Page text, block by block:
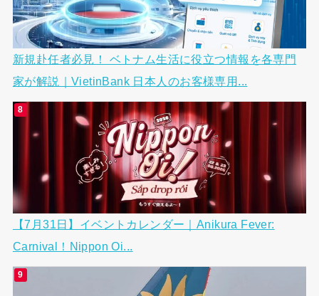
新規赴任者必見！ ベトナム生活に役立つ情報を各専門
家が解説｜VietinBank 日本人のお客様専用...
【7月31日】イベントカレンダー｜Anikura Fever:
Carnival！Nippon Oi...